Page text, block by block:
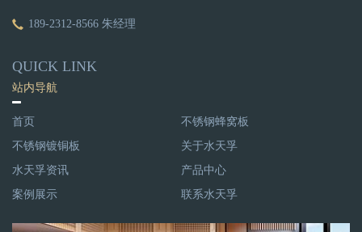
189-2312-8566 朱经理
QUICK LINK
站内导航
首页
不锈钢蜂窝板
不锈钢镀铜板
关于水天孚
水天孚资讯
产品中心
案例展示
联系水天孚